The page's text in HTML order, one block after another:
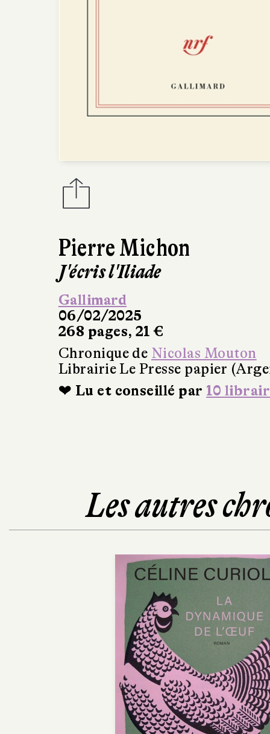
Pierre Michon
J'écris l'Iliade
Gallimard
06/02/2025
268 pages, 21 €
Chronique de Nicolas Mouton
Librairie Le Presse papier
❤ Lu et conseillé par 10
Les autres